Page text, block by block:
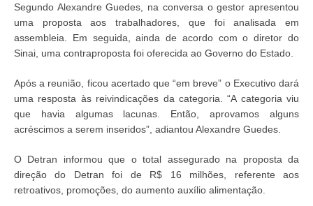
Segundo Alexandre Guedes, na conversa o gestor apresentou
uma proposta aos trabalhadores, que foi analisada em
assembleia. Em seguida, ainda de acordo com o diretor do
Sinai, uma contraproposta foi oferecida ao Governo do Estado.
Após a reunião, ficou acertado que “em breve” o Executivo dará
uma resposta às reivindicações da categoria. “A categoria viu
que havia algumas lacunas. Então, aprovamos alguns
acréscimos a serem inseridos”, adiantou Alexandre Guedes.
O Detran informou que o total assegurado na proposta da
direção do Detran foi de R$ 16 milhões, referente aos
retroativos, promoções, do aumento auxílio alimentação.